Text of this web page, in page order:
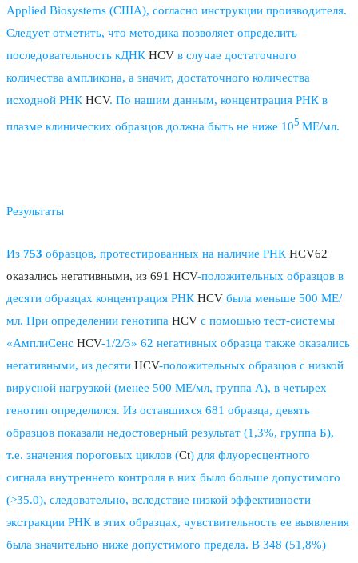
Applied Biosystems (США), согласно инструкции производителя.
Следует отметить, что методика позволяет определить
последовательность кДНК HCV в случае достаточного
количества ампликона, а значит, достаточного количества
исходной РНК HCV. По нашим данным, концентрация РНК в
плазме клинических образцов должна быть не ниже 105 МЕ/мл.
Результаты
Из 753 образцов, протестированных на наличие РНК HCV62
оказались негативными, из 691 HCV-положительных образцов в
десяти образцах концентрация РНК HCV была меньше 500 МЕ/
мл. При определении генотипа HCV с помощью тест-системы
«АмплиСенс HCV-1/2/3» 62 негативных образца также оказались
негативными, из десяти HCV-положительных образцов с низкой
вирусной нагрузкой (менее 500 МЕ/мл, группа А), в четырех
генотип определился. Из оставшихся 681 образца, девять
образцов показали недостоверный результат (1,3%, группа Б),
т.е. значения пороговых циклов (Ct) для флуоресцентного
сигнала внутреннего контроля в них было больше допустимого
(>35.0), следовательно, вследствие низкой эффективности
экстракции РНК в этих образцах, чувствительность ее выявления
была значительно ниже допустимого предела. В 348 (51,8%)